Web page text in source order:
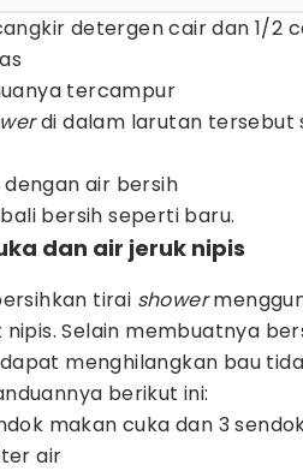
detergen cair dan 1/2
tercampur
di dalam larutan tersebut
air bersih
bersih seperti baru.
dan air jeruk nipis
tirai shower
Selain membuatnya
menghilangkan bau
berikut ini:
makan cuka dan 3
air